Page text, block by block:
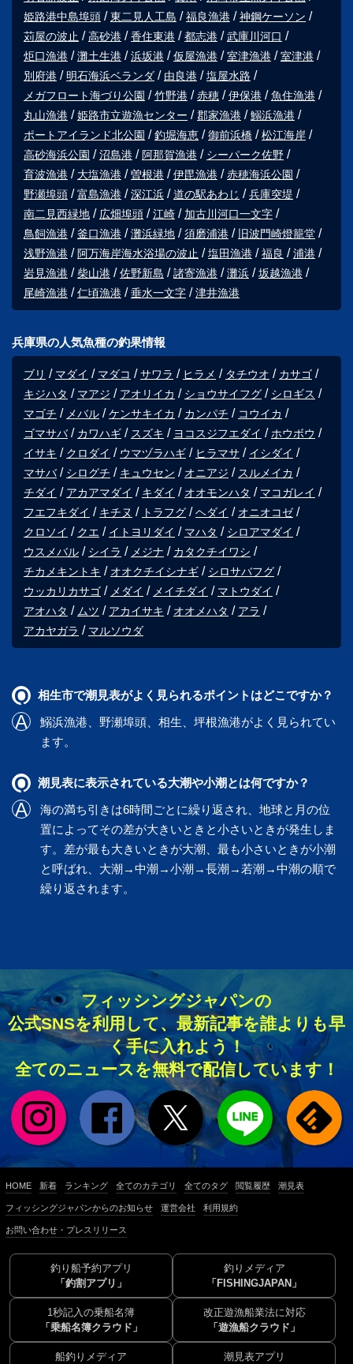
姫路港中島埠頭
東二見人工島 福良漁港
神鋼ケーソン
苅屋の波止
高砂港 香住東港 都志港
武庫川河口
炬口漁港
灘土生港 浜坂港 仮屋漁港 室津漁港
室津港
別府港
明石海浜ベランダ 由良港
塩屋水路
メガフロート海づり公園
竹野港 赤穂 伊保港
魚住漁港
丸山漁港
姫路市立遊漁センター 郡家漁港
鰯浜漁港
ポートアイランド北公園
釣堀海恵 御前浜橋
松江海岸
高砂海浜公園
沼島港 阿那賀漁港
シーパーク佐野
育波漁港
大塩漁港 曽根港 伊毘漁港
赤穂海浜公園
野瀬埠頭
富島漁港 深江浜 道の駅あわじ
兵庫突堤
南二見西緑地
広畑埠頭 江崎
加古川河口一文字
鳥飼漁港
釜口漁港 灘浜緑地 須磨浦港
旧波門崎燈籠堂
浅野漁港
阿万海岸海水浴場の波止 塩田漁港 福良
浦港
岩見漁港
柴山港 佐野新島 諸寄漁港 灘浜
坂越漁港
尾崎漁港
仁頃漁港 垂水一文字 津井漁港
兵庫県の人気魚種の釣果情報
ブリ マダイ マダコ サワラ ヒラメ タチウオ
カサゴ
キジハタ
マアジ アオリイカ ショウサイフグ
シロギス
マゴチ
メバル ケンサキイカ カンパチ
コウイカ
ゴマサバ
カワハギ スズキ ヨコスジフエダイ
ホウボウ
イサキ
クロダイ ウマヅラハギ ヒラマサ
イシダイ
マサバ
シログチ キュウセン オニアジ
スルメイカ
チダイ
アカアマダイ キダイ オオモンハタ
マコガレイ
フエフキダイ
キチヌ トラフグ ヘダイ
オニオコゼ
クロソイ
クエ イトヨリダイ マハタ
シロアマダイ
ウスメバル
シイラ メジナ
カタクチイワシ
チカメキントキ
オオクチイシナギ
シロサバフグ
ウッカリカサゴ
メダイ メイチダイ
マトウダイ
アオハタ
ムツ アカイサキ オオメハタ
アラ
アカヤガラ
マルソウダ
相生市で潮見表がよく見られるポイントはどこですか？
鰯浜漁港、 野瀬埠頭、 相生、 坪根漁港がよく見られてい
ます。
潮見表に表示されている大潮や小潮とは何ですか？
海の満ち引きは6時間ごとに繰り返され、地球と月の位
置によってその差が大きいときと小さいときが発生しま
す。差が最も大きいときが大潮、最も小さいときが小潮
と呼ばれ、大潮→中潮→小潮→長潮→若潮→中潮の順で
繰り返されます。
フィッシングジャパンの
公式SNSを利用して、最新記事を誰よりも早
く手に入れよう！
全てのニュースを無料で配信しています！
HOME 新着 ランキング 全てのカテゴリ 全てのタグ 閲覧履歴 潮見表
フィッシングジャパンからのお知らせ 運営会社 利用規約
お問い合わせ・プレスリリース
釣り船予約アプリ
「釣割アプリ」
釣りメディア
「FISHINGJAPAN」
1秒記入の乗船名簿
「乗船名簿クラウド」
改正遊漁船業法に対応
「遊漁船クラウド」
船釣りメディア
潮見表アプリ